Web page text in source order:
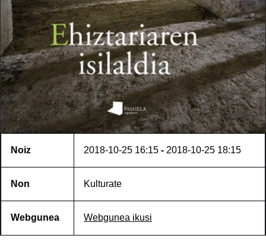
Noiz 2018-10-25 16:15 - 2018-10-25 18:15
Non Kulturate
Webgunea Webgunea ikusi